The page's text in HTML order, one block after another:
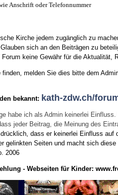
Anschrift oder Telefonnummer
Kirche jedem zugänglich zu
sich an den Beiträgen zu
keine Gewähr für die
melden Sie dies bitte dem
bekannt: kath-zdw.ch/
habe ich als Admin keinerlei
jeder Beitrag, die Meinung des
dass er keinerlei Einfluss
gelinkten Seiten und macht sich
2006
- Webseiten für Kinder: